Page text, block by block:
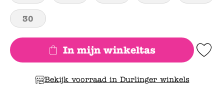
30
In mijn winkeltas Add to
Bekijk voorraad in Durlinger winkels